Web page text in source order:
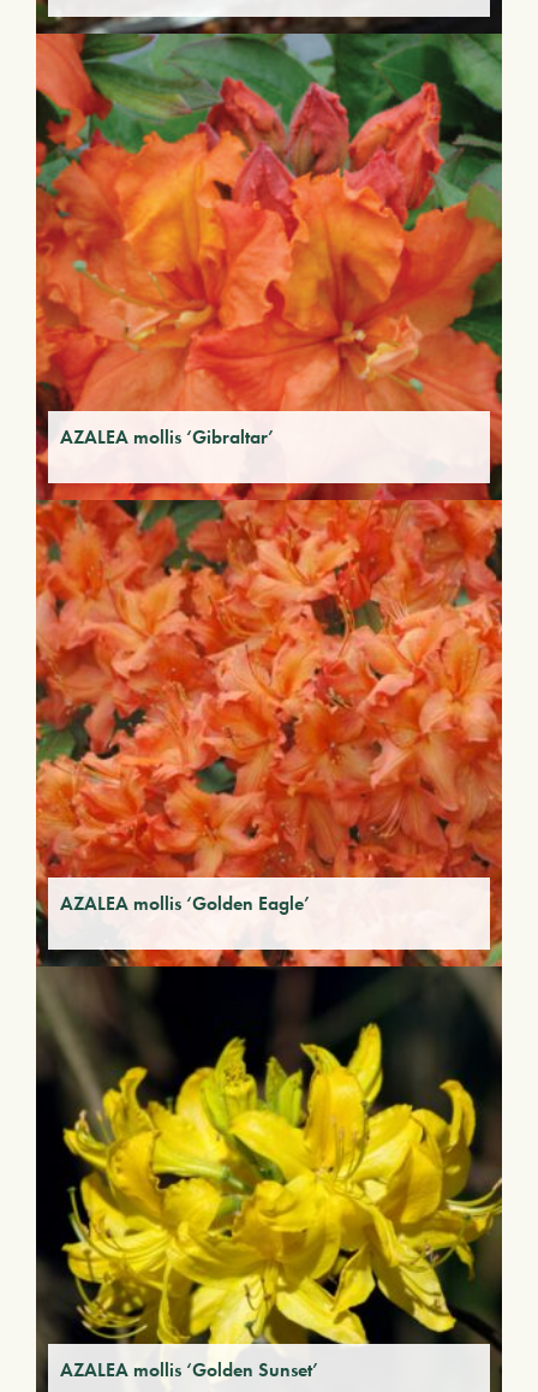
AZALEA mollis ‘Gibraltar’
AZALEA mollis ‘Golden Eagle’
AZALEA mollis ‘Golden Sunset’